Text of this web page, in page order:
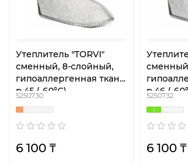
Утеплитель "TORVI"
сменный, 8-слойный,
гипоаллергенная ткань,
р.45 (-60°С)
5250730
6 100 ₸
р.46 (-
5250732
6 100 ₸